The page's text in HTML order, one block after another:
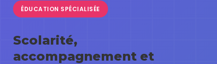
ÉDUCATION SPÉCIALISÉE
Scolarité,
accompagnement et